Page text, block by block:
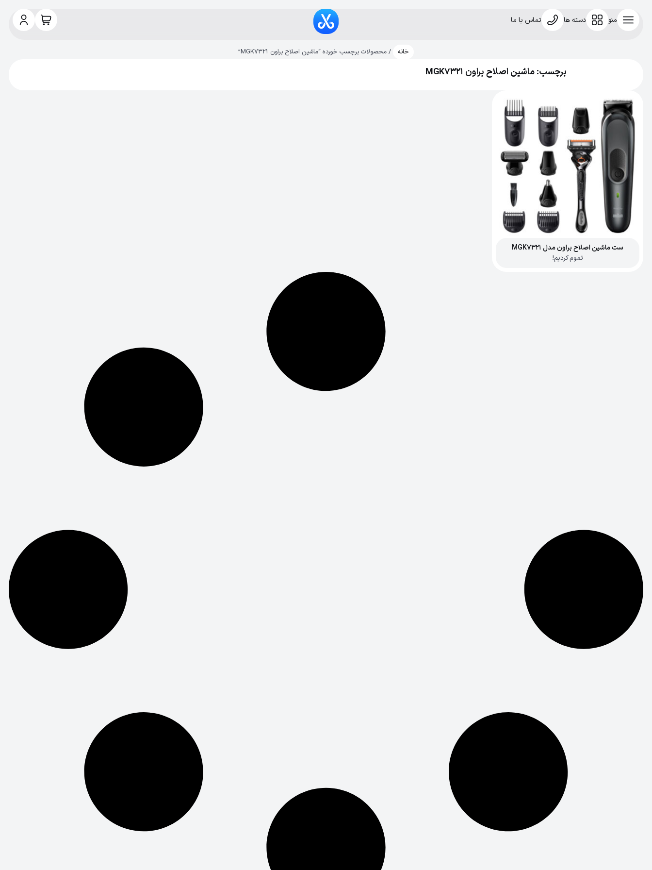
منو دسته ها تماس با ما
خانه / محصولات برچسب خورده “ماشین اصلاح براون MGK7321”
برچسب: ماشین اصلاح براون MGK7321
ست ماشین اصلاح براون مدل MGK7321
تموم کردیم!